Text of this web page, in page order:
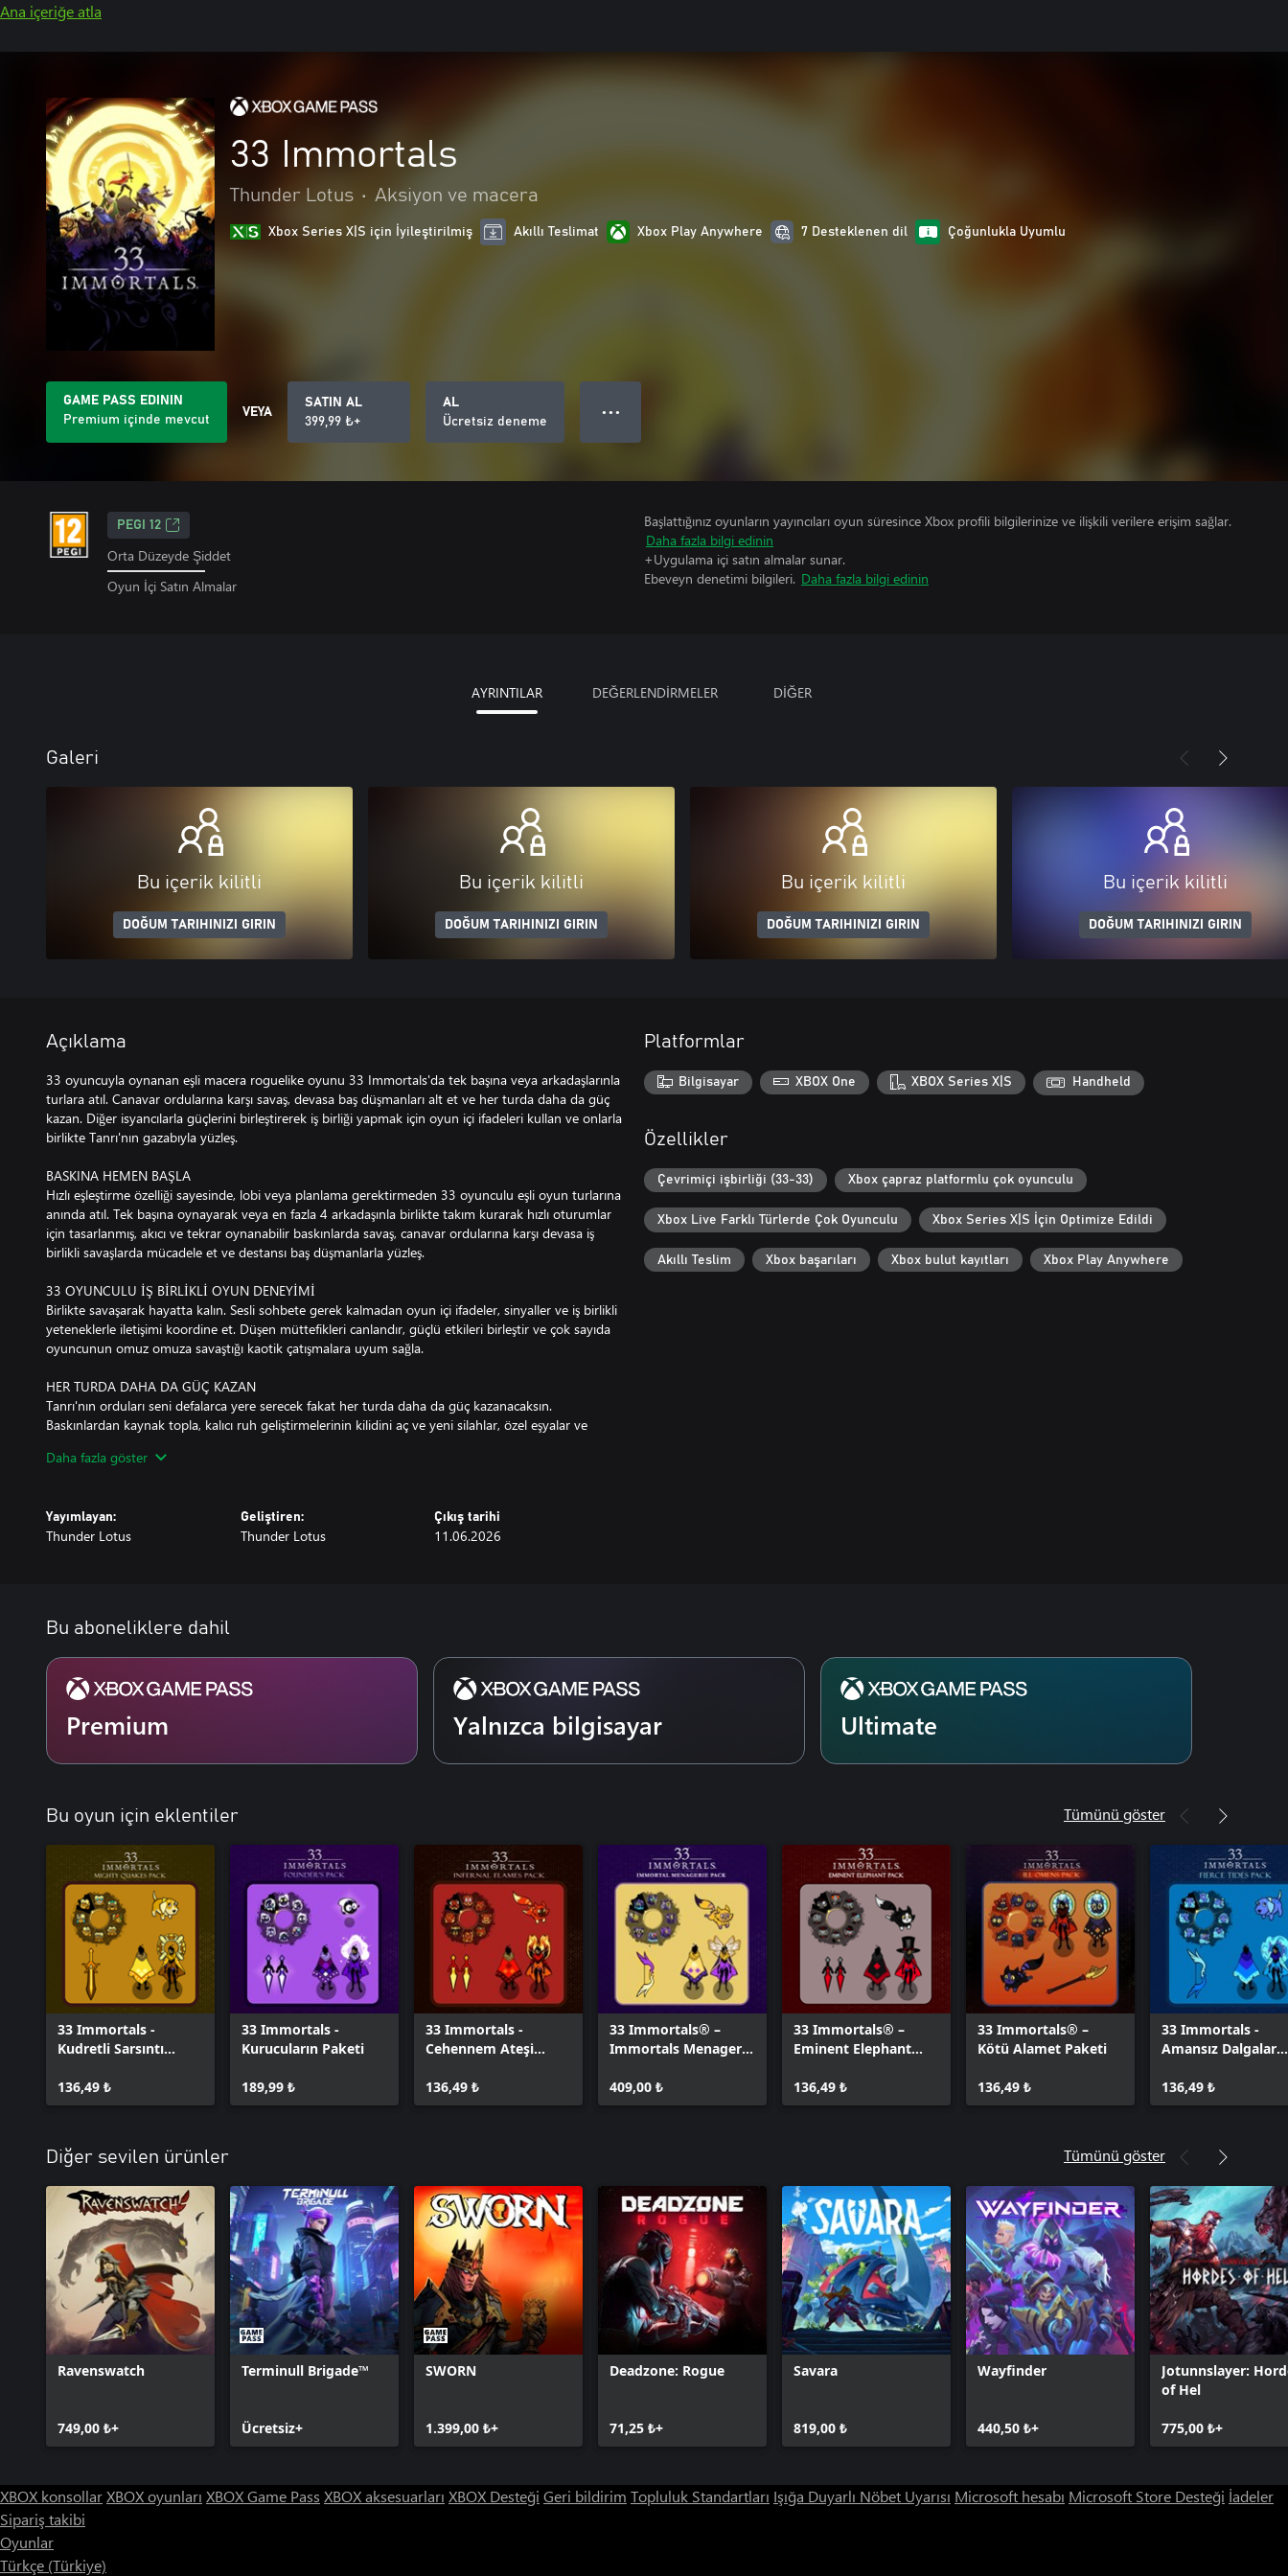
Ana içeriğe atla
33 Immortals
Thunder Lotus • Aksiyon ve macera
Xbox Series X|S için İyileştirilmiş Akıllı Teslimat Xbox Play Anywhere 7 Desteklenen dil Çoğunlukla Uyumlu
GAME PASS EDININ
Premium içinde mevcut
VEYA
SATIN AL
399,99 ₺+
AL
Ücretsiz deneme
● ● ●
PEGI 12
Orta Düzeyde Şiddet
Oyun İçi Satın Almalar
Başlattığınız oyunların yayıncıları oyun süresince Xbox profili bilgilerinize ve ilişkili verilere erişim sağlar.
Daha fazla bilgi edinin
+Uygulama içi satın almalar sunar.
Ebeveyn denetimi bilgileri. Daha fazla bilgi edinin
AYRINTILAR DEĞERLENDİRMELER DİĞER
Galeri
Bu içerik kilitli
DOĞUM TARIHINIZI GIRIN
Bu içerik kilitli
DOĞUM TARIHINIZI GIRIN
Bu içerik kilitli
DOĞUM TARIHINIZI GIRIN
Bu içerik kilitli
DOĞUM TARIHINIZI GIRIN
Açıklama
33 oyuncuyla oynanan eşli macera roguelike oyunu 33 Immortals'da tek başına veya arkadaşlarınla
turlara atıl. Canavar ordularına karşı savaş, devasa baş düşmanları alt et ve her turda daha da güç
kazan. Diğer isyancılarla güçlerini birleştirerek iş birliği yapmak için oyun içi ifadeleri kullan ve onlarla
birlikte Tanrı'nın gazabıyla yüzleş.
BASKINA HEMEN BAŞLA
Hızlı eşleştirme özelliği sayesinde, lobi veya planlama gerektirmeden 33 oyunculu eşli oyun turlarına
anında atıl. Tek başına oynayarak veya en fazla 4 arkadaşınla birlikte takım kurarak hızlı oturumlar
için tasarlanmış, akıcı ve tekrar oynanabilir baskınlarda savaş, canavar ordularına karşı devasa iş
birlikli savaşlarda mücadele et ve destansı baş düşmanlarla yüzleş.
33 OYUNCULU İŞ BİRLİKLİ OYUN DENEYİMİ
Birlikte savaşarak hayatta kalın. Sesli sohbete gerek kalmadan oyun içi ifadeler, sinyaller ve iş birlikli
yeteneklerle iletişimi koordine et. Düşen müttefikleri canlandır, güçlü etkileri birleştir ve çok sayıda
oyuncunun omuz omuza savaştığı kaotik çatışmalara uyum sağla.
HER TURDA DAHA DA GÜÇ KAZAN
Tanrı'nın orduları seni defalarca yere serecek fakat her turda daha da güç kazanacaksın.
Baskınlardan kaynak topla, kalıcı ruh geliştirmelerinin kilidini aç ve yeni silahlar, özel eşyalar ve
savaşlara hazırlık yap.
Birlikte Tanrı'nın gazabıyla yüzleşin. Tanrı'nın nihai hükmüne karşı başlatılan bu ölümsüz
ayaklanmaya katıl; mitolojik fantezi, macera roguelike ilerleme sistemi ve geniş ölçekli iş birlikli oyun
Daha fazla göster
Yayımlayan:
Thunder Lotus
Geliştiren:
Thunder Lotus
Çıkış tarihi
11.06.2026
Platformlar
Bilgisayar XBOX One XBOX Series X|S Handheld
Özellikler
Çevrimiçi işbirliği (33-33) Xbox çapraz platformlu çok oyunculu
Xbox Live Farklı Türlerde Çok Oyunculu Xbox Series X|S İçin Optimize Edildi
Akıllı Teslim Xbox başarıları Xbox bulut kayıtları Xbox Play Anywhere
Bu aboneliklere dahil
Premium Yalnızca bilgisayar Ultimate
Bu oyun için eklentiler Tümünü göster
33 Immortals -
Kudretli Sarsıntı
136,49 ₺
33 Immortals -
Kurucuların Paketi
189,99 ₺
33 Immortals -
Cehennem Ateşi̇
136,49 ₺
33 Immortals® –
Immortals Menagerie
409,00 ₺
33 Immortals® –
Eminent Elephant
136,49 ₺
33 Immortals® –
Kötü Alamet Paketi
136,49 ₺
33 Immortals -
Amansız Dalgalar
136,49 ₺
Diğer sevilen ürünler Tümünü göster
Ravenswatch
749,00 ₺+
Terminull Brigade™
Ücretsiz+
SWORN
1.399,00 ₺+
Deadzone: Rogue
71,25 ₺+
Savara
819,00 ₺
Wayfinder
440,50 ₺+
Jotunnslayer:
of Hel
775,00 ₺+
XBOX konsollarXBOX oyunları XBOX Game Pass XBOX aksesuarları XBOX Desteği Geri bildirim Topluluk Standartları Işığa Duyarlı Nöbet Uyarısı Microsoft hesabı Microsoft Store Desteği İadeler
Sipariş takibi
Oyunlar
Türkçe (Türkiye)